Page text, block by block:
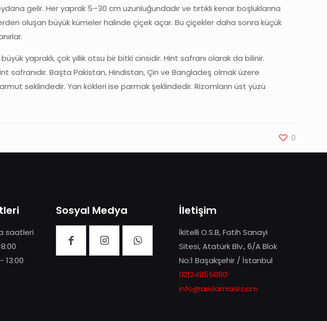
gelir. Her yaprak 5–30 cm uzunluğundadır ve tırtıklı kenar boşluklarına
oluşan büyük kümeler halinde çiçek açar. Bu çiçekler daha sonra küçük
yapraklı, çok yıllık otsu bir bitki cinsidir. Hint safranı olarak da bilinir.
safranıdır. Başta Pakistan, Hindistan, Çin ve Bangladeş olmak üzere
seklindedir. Yan kökleri ise parmak şeklindedir. Rizomların üst yüzü
0
saatleri
13:00
Sosyal Medya İletişim
İkitelli O.S.B, Fatih Sanayi
Sitesi, Atatürk Blv., 6/A Blok
No:1 Başakşehir / İstanbul
02124855080
info@aridamlasi.com